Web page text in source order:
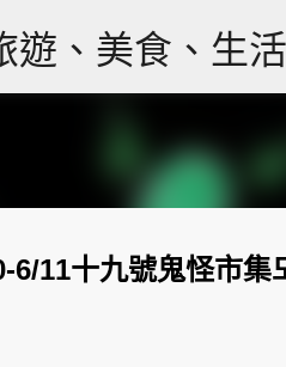
遊、美食、生
6/11十九號鬼怪市